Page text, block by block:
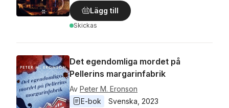
Lägg till
Skickas
Det egendomliga mordet på
Pellerins margarinfabrik
Av Peter M. Eronson
E-bok
Svenska 2023